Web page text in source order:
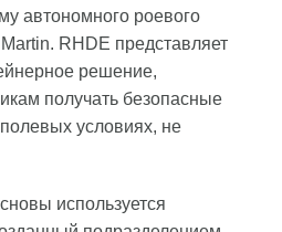
автономного роевого
RHDE представляет
решение,
получать безопасные
условиях, не
используется